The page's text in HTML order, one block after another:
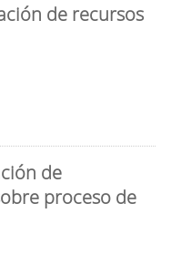
de recursos
de
proceso de